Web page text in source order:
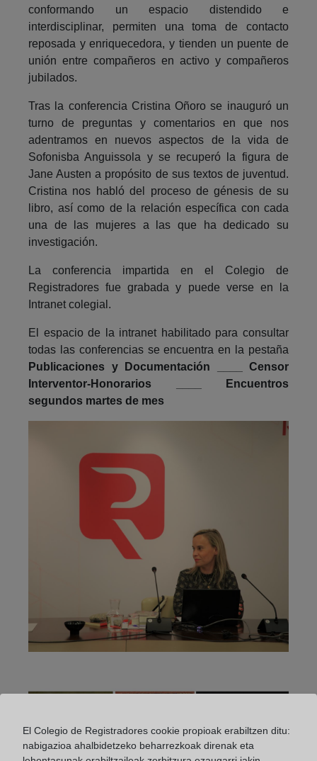
conformando un espacio distendido e
interdisciplinar, permiten una toma de contacto
reposada y enriquecedora, y tienden un puente de
unión entre compañeros en activo y compañeros
jubilados.
Tras la conferencia Cristina Oñoro se inauguró un
turno de preguntas y comentarios en que nos
adentramos en nuevos aspectos de la vida de
Sofonisba Anguissola y se recuperó la figura de
Jane Austen a propósito de sus textos de juventud.
Cristina nos habló del proceso de génesis de su
libro, así como de la relación específica con cada
una de las mujeres a las que ha dedicado su
investigación.
La conferencia impartida en el Colegio de
Registradores fue grabada y puede verse en la
Intranet colegial.
El espacio de la intranet habilitado para consultar
todas las conferencias se encuentra en la pestaña
Publicaciones y Documentación ____ Censor
Interventor-Honorarios ____ Encuentros
segundos martes de mes
El Colegio de Registradores cookie propioak erabiltzen ditu:
nabigazioa ahalbidetzeko beharrezkoak direnak eta